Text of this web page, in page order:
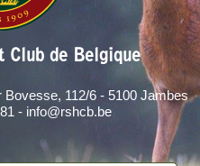
Club de Belgique
112/6 - 5100 Jambes
- info@rshcb.be